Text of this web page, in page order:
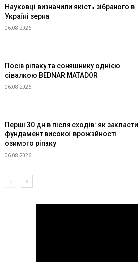
Науковці визначили якість зібраного в
Україні зерна
06.08.2026
Посів ріпаку та соняшнику однією
сівалкою BEDNAR MATADOR
06.08.2026
Перші 30 днів після сходів: як закласти
фундамент високої врожайності
озимого ріпаку
06.08.2026